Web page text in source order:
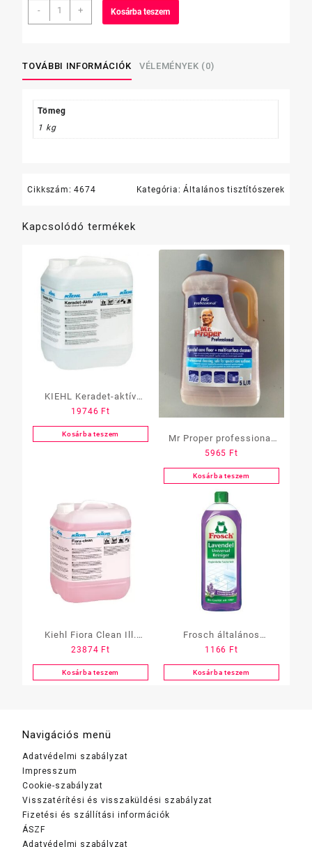
-
KIEHL
Tornado-
L
mennyiség
+ Kosárba teszem
TOVÁBBI INFORMÁCIÓK VÉLEMÉNYEK (0)
Tömeg
1 kg
Cikkszám:4674 Kategória:Általános tisztítószerek
Kapcsolódó termékek
KIEHL Keradet-aktív
alkoholos
univ.tisztítószer10 L
19746 Ft
Kosárba teszem
Mr Proper professional
Óceán 5L
5965 Ft
Kosárba teszem
Kiehl Fiora Clean Ill.
Tisztítószer 10L
23874 Ft
Kosárba teszem
Frosch általános
tisztítószer Levendulás 1
L
1166 Ft
Kosárba teszem
Navigációs menü
Adatvédelmi szabályzat
Impresszum
Cookie-szabályzat
Visszatérítési és visszaküldési szabályzat
Fizetési és szállítási információk
ÁSZF
Adatvédelmi szabályzat